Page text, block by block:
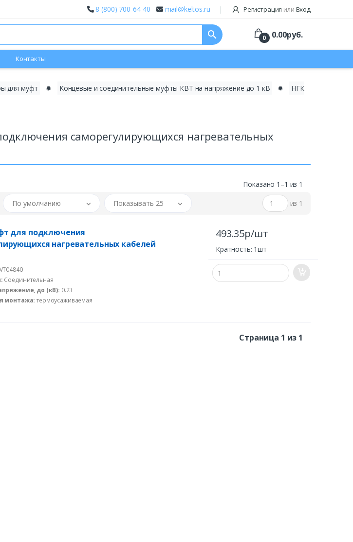
8 (800) 700-64-40 mail@keltos.ru Регистрация или Вход
search 0 0.00руб.
Контакты
для муфт ✹ Концевые и соединительные муфты КВТ на напряжение до 1 кВ ✹
НГК
саморегулирующихся нагревательных
Показано 1–1 из 1
По умолчанию Показывать 25 из 1
для подключения
нагревательных кабелей
Соединительная
до (кВ): 0.23
монтажа: термоусаживаемая
493.35р/шт
Кратность: 1шт
Страница 1 из 1